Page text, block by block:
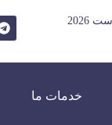
خدمات ما